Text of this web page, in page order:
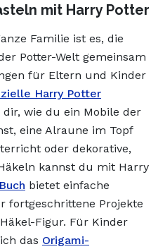
mit Harry Potter
Familie ist es, die
Potter-Welt gemeinsam
für Eltern und Kinder
Harry Potter
dir, wie du ein Mobile der
eine Alraune im Topf
oder dekorative,
kannst du mit Harry
bietet einfache
fortgeschrittene Projekte
Figur. Für Kinder
das Origami-